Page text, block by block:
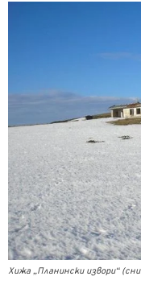
Хижа „Планински извори“